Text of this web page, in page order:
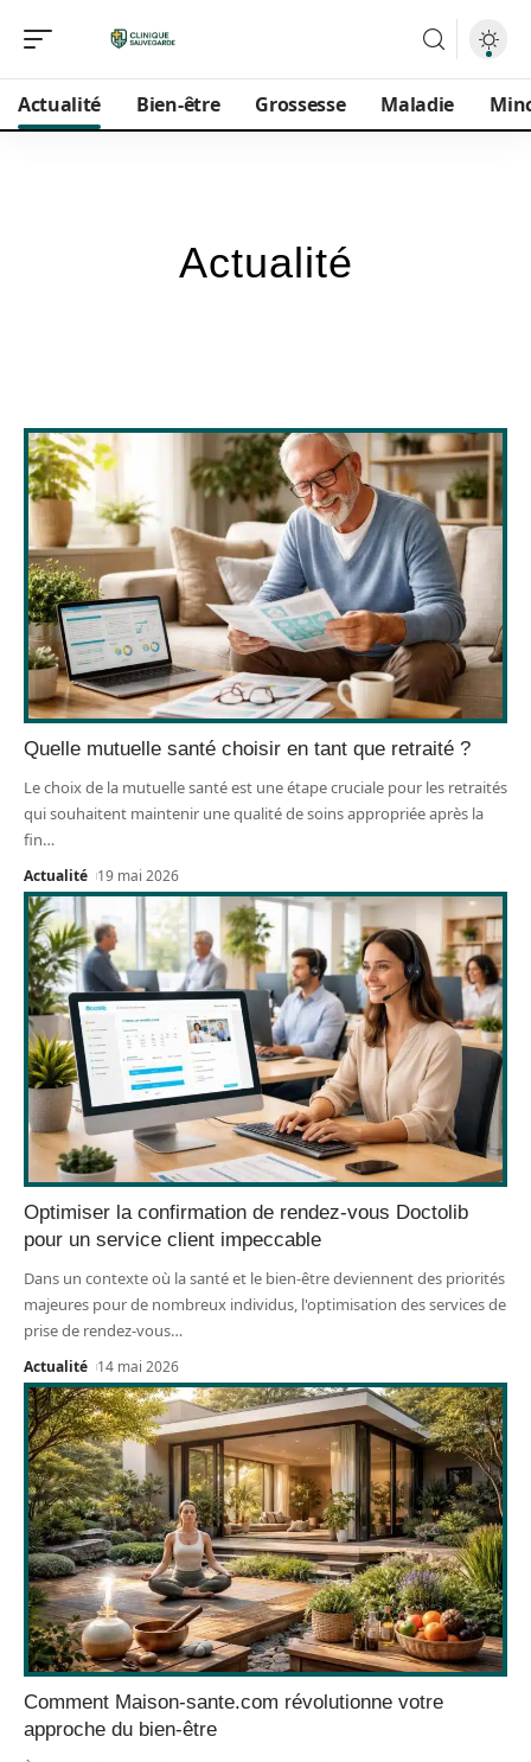
Actualité Bien-être Grossesse Maladie
Actualité
Quelle mutuelle santé choisir en tant que retraité ?
Le choix de la mutuelle santé est une étape cruciale pour les retraités
qui souhaitent maintenir une qualité de soins appropriée après la
fin…
Actualité 19 mai 2026
Optimiser la confirmation de rendez-vous Doctolib
pour un service client impeccable
Dans un contexte où la santé et le bien-être deviennent des priorités
majeures pour de nombreux individus, l'optimisation des services de
prise de rendez-vous…
Actualité 14 mai 2026
Comment Maison-sante.com révolutionne votre
approche du bien-être